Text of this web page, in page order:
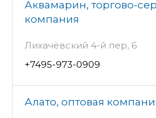
Аквамарин, торгово-
компания
Лихачёвский 4-й пер, 6
+7495-973-0909
Алато, оптовая